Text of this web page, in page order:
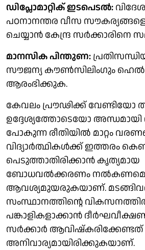
ഡിപ്ലോമാറ്റിക് ഇടപെടൽ:
പഠനാനന്തര വീസ
ചെയ്യാൻ കേന്ദ്ര സർക്കാരിനെ
മാനസിക പിന്തുണ:
സൗജന്യ കൗൺസിലിംഗും
ആരംഭിക്കുക.
കേവലം പ്രൗഢിക്ക് വേണ്ടിയോ
ഉദ്ദേശ്യത്തോടെയോ അന്ധമായി
പോകുന്ന രീതിയിൽ മാറ്റം
വിദ്യാർത്ഥികള്‍ക്ക് ഇത്തരം
പെടുത്താതിരിക്കാൻ കൃത്യമായ
ബോധവൽക്കരണം
ആവശ്യമുയരുകയാണ്.
സംസ്ഥാനത്തിന്റെ
പങ്കാളികളാക്കാൻ
സർക്കാർ ആവിഷ്കരിക്കേണ്ടത്
അനിവാര്യമായിരിക്കുകയാണ്.